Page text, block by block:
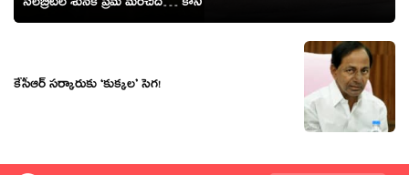
కేసీఆర్ స‌ర్కారుకు ‘కుక్క‌ల’ సెగ‌!